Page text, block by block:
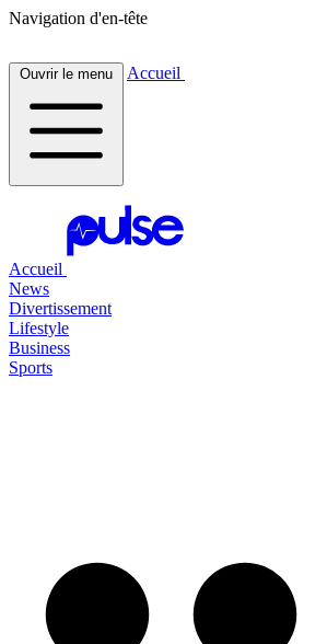
Navigation d'en-tête
Ouvrir le menu Accueil
Accueil
News
Divertissement
Lifestyle
Business
Sports